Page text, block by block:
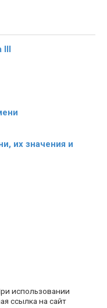
III
их значения и
использовании
ссылка на сайт